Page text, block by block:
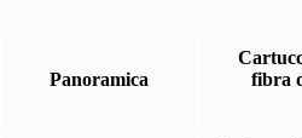
Panoramica
fibra